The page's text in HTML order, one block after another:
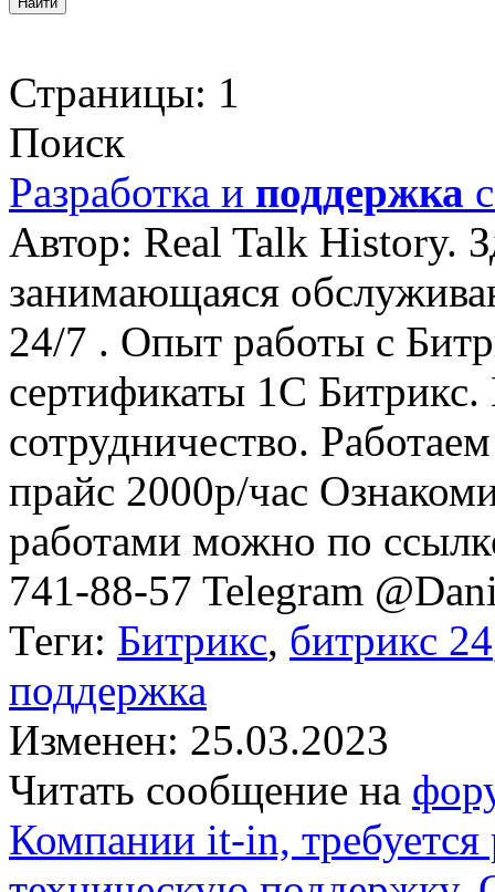
Страницы: 1
Поиск
Разработка и поддержка
Автор: Real Talk History.
занимающаяся
24/7 . Опыт работы с
сертификаты 1С
сотрудничество.
прайс 2000р/час
работами можно по
741-88-57 Telegram
Теги: Битрикс, битрикс 24
поддержка
Изменен: 25.03.2023
Читать сообщение на
Компании it-in, требуется